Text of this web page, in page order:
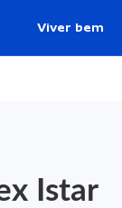
Viver bem
Istar